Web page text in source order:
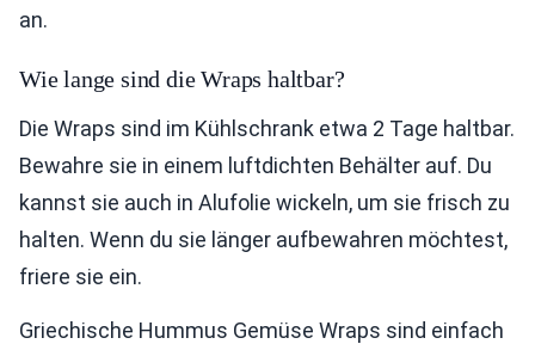
an.
Wie lange sind die Wraps haltbar?
Die Wraps sind im Kühlschrank etwa 2 Tage haltbar.
Bewahre sie in einem luftdichten Behälter auf. Du
kannst sie auch in Alufolie wickeln, um sie frisch zu
halten. Wenn du sie länger aufbewahren möchtest,
friere sie ein.
Griechische Hummus Gemüse Wraps sind einfach